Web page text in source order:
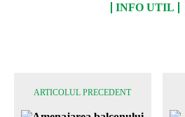
INFO UTIL
ARTICOLUL PRECEDENT